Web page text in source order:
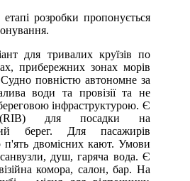
розробки пропонується
для тривалих круїзів по
прибережних зонах морів
повністю автономне за
води та провізії та не
інфраструктурою. Є
для посадки на
берег. Для пасажирів
п'ять двомісних кают. Умови
душ, гаряча вода. Є
комора, салон, бар. На